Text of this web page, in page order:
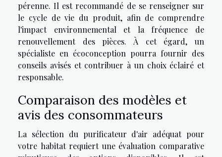
pérenne. Il est recommandé de se renseigner sur
le cycle de vie du produit, afin de comprendre
l'impact environnemental et la fréquence de
renouvellement des pièces. À cet égard, un
spécialiste en écoconception pourra fournir des
conseils avisés et contribuer à un choix éclairé et
responsable.
Comparaison des modèles et
avis des consommateurs
La sélection du purificateur d'air adéquat pour
votre habitat requiert une évaluation comparative